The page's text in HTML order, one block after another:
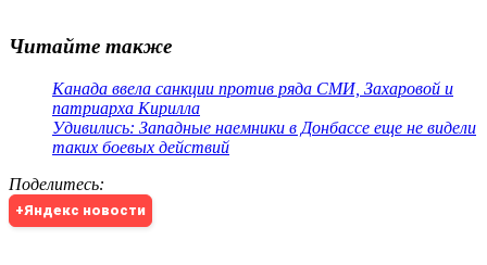
Читайте также
Канада ввела санкции против ряда СМИ, Захаровой и
патриарха Кирилла
Удивились: Западные наемники в Донбассе еще не видели
таких боевых действий
Поделитесь:
+Яндекс новости